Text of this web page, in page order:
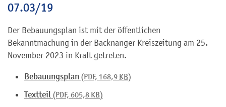
07.03/19
Der Bebauungsplan ist mit der öffentlichen
Bekanntmachung in der Backnanger Kreiszeitung am 25.
November 2023 in Kraft getreten.
Bebauungsplan (PDF, 168,9KB)
Textteil (PDF, 605,8KB)